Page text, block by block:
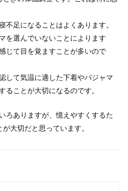
足になることはよくあります。
を選んでいないことによります
じて目を覚ますことが多いので
して気温に適した下着やパジャマ
ことが大切になるのです。
ろありますが、憶えやすくするた
大切だと思っています。